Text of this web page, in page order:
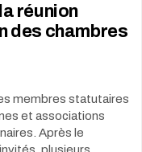
réunion
des chambres
membres statutaires
et associations
Après le
plusieurs